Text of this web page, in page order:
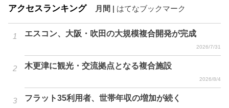
アクセスランキング 月間 はてなブックマーク
エスコン、大阪・吹田の大規模複合開発が完成
2026/7/31
木更津に観光・交流拠点となる複合施設
2026/8/4
フラット35利用者、世帯年収の増加が続く